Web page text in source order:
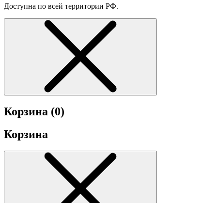
Доступна по всей территории РФ.
Корзина (0)
Корзина